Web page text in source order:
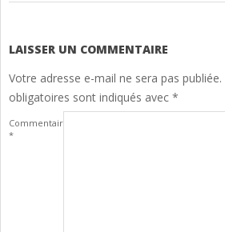
14
LAISSER UN COMMENTAIRE
Votre adresse e-mail ne sera pas publiée.
obligatoires sont indiqués avec *
Commentaire
*